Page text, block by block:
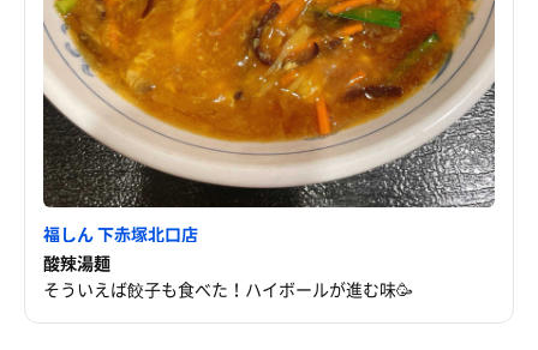
福しん 下赤塚北口店
酸辣湯麺
そういえば餃子も食べた！ハイボールが進む味🥳